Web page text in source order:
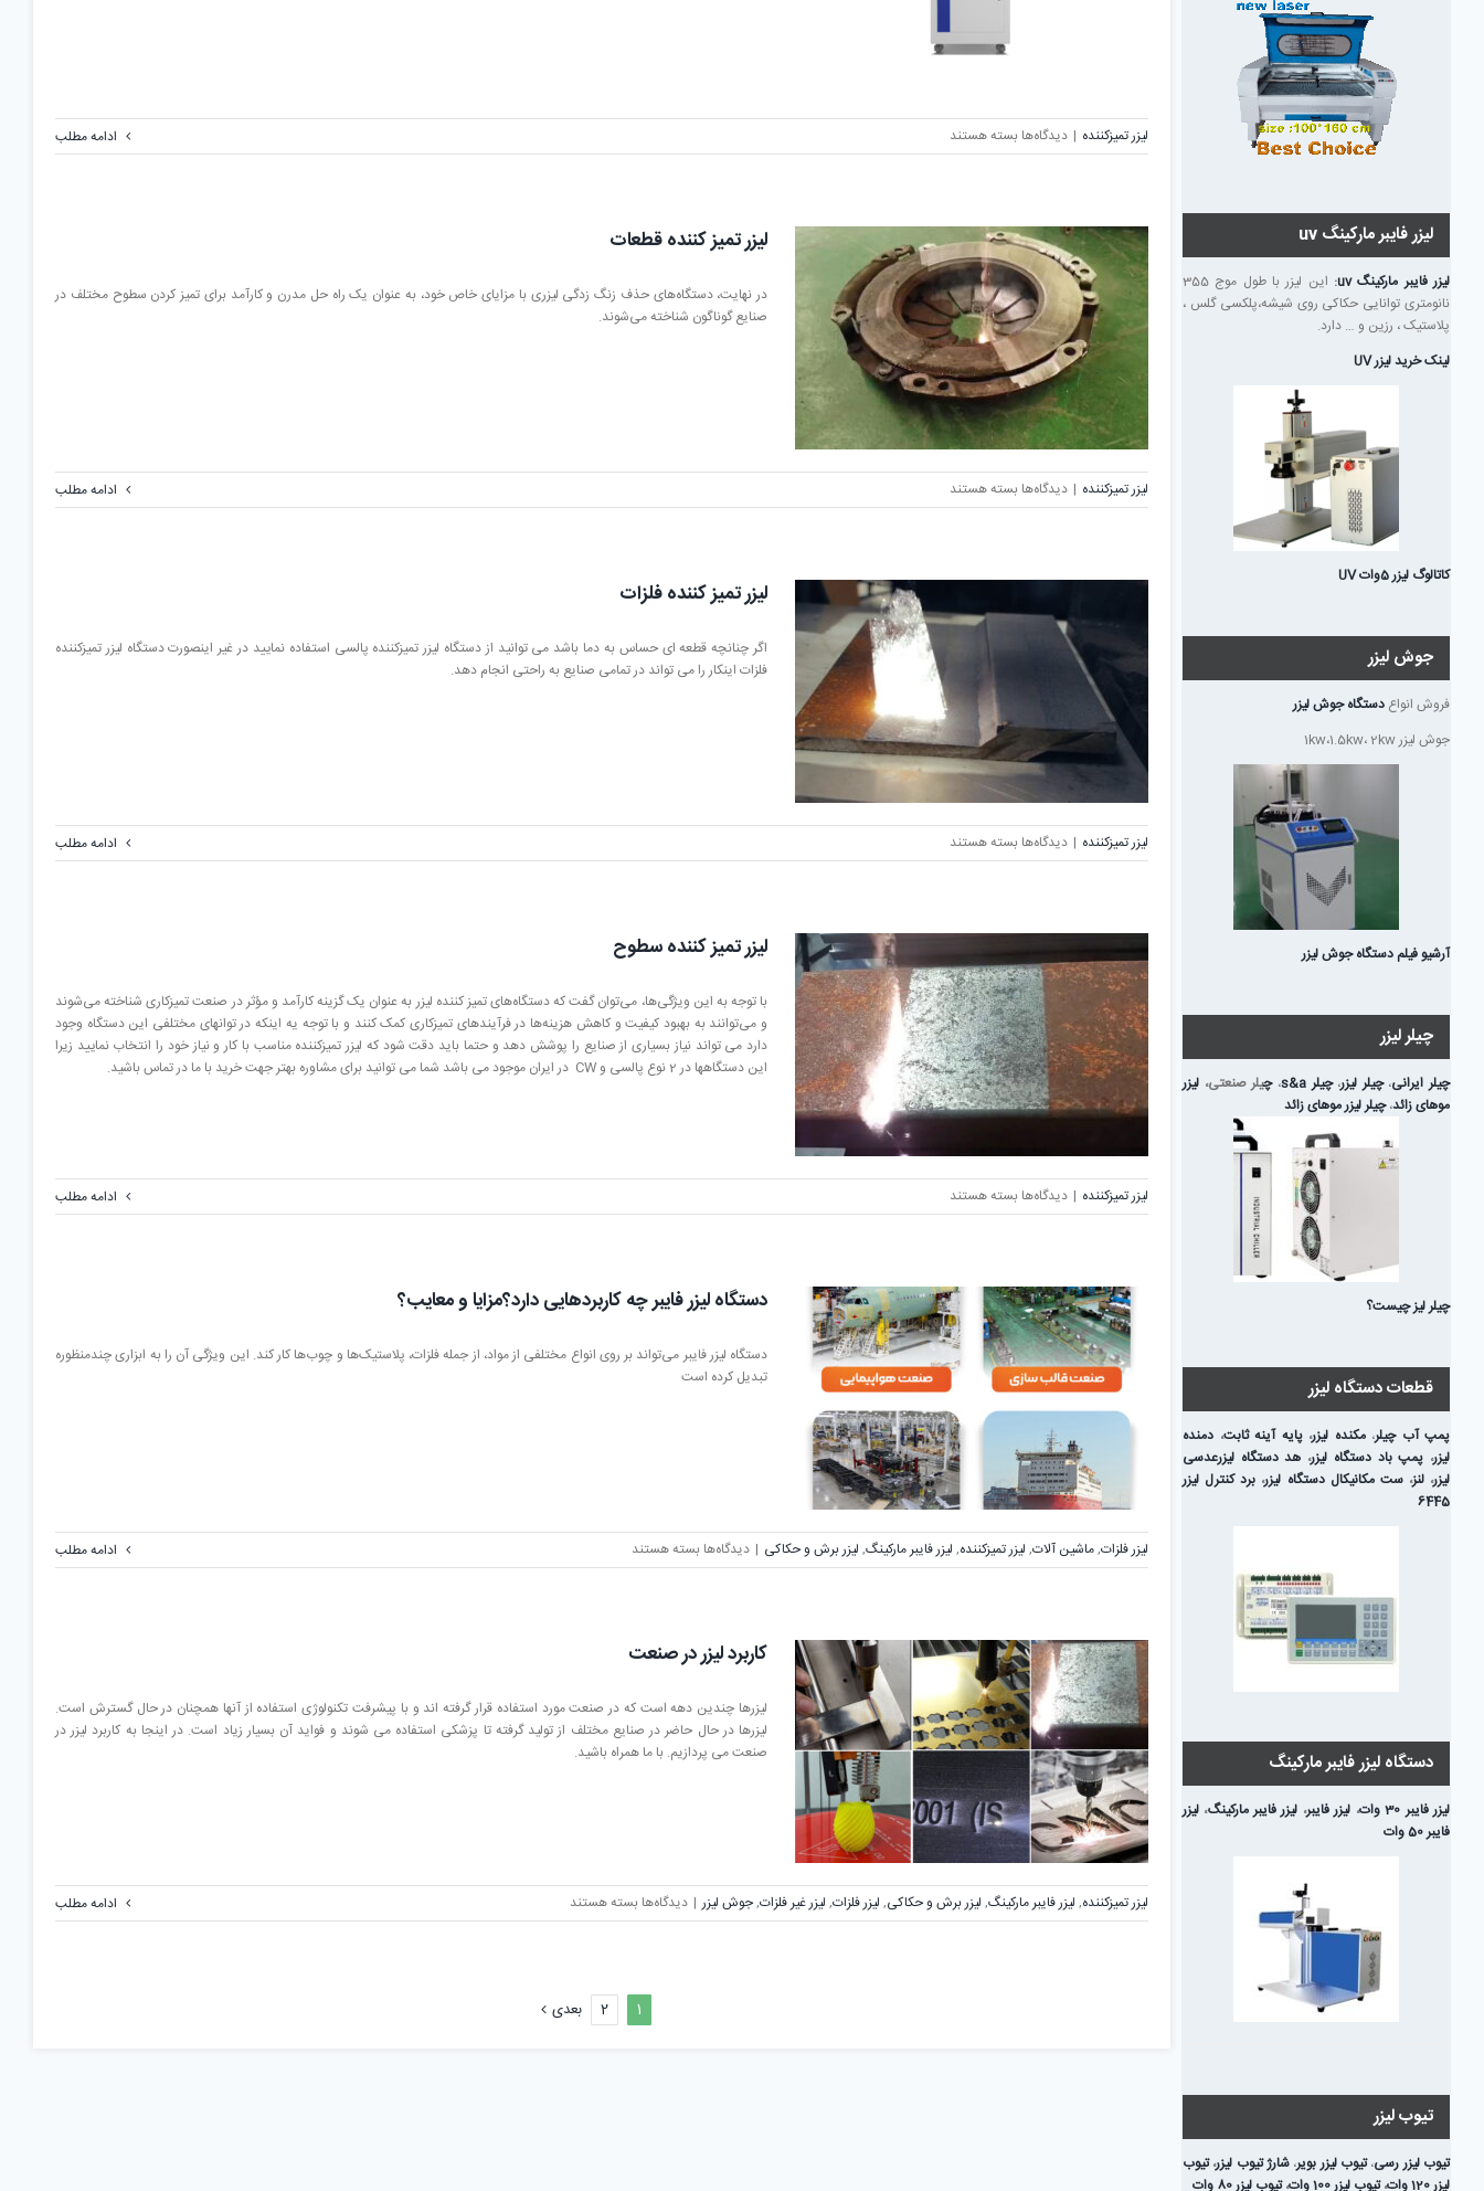
لیزر تمیزکننده | دیدگاه‌ها برای
لیزر
بسته هستند ادامه مطلب
لیزر تمیز کننده قطعات
در نهایت، دستگاه‌های حذف زنگ زدگی لیزری با مزایای خاص خود، به عنوان یک راه حل مدرن و کارآمد برای تمیز کردن سطوح مختلف در
صنایع گوناگون شناخته می‌شوند.
لیزر تمیزکننده | دیدگاه‌ها برای
لیزر
قطعات
بسته هستند ادامه مطلب
لیزر تمیز کننده فلزات
اگر چنانچه قطعه ای حساس به دما باشد می توانید از دستگاه لیزر تمیزکننده پالسی استفاده نمایید در غیر اینصورت دستگاه لیزر تمیزکننده
فلزات اینکار را می تواند در تمامی صنایع به راحتی انجام دهد.
لیزر تمیزکننده | دیدگاه‌ها برای
لیزر
فلزات
بسته هستند ادامه مطلب
لیزر تمیز کننده سطوح
با توجه به این ویژگی‌ها، می‌توان گفت که دستگاه‌های تمیز کننده لیزر به عنوان یک گزینه کارآمد و مؤثر در صنعت تمیزکاری شناخته می‌شوند
و می‌توانند به بهبود کیفیت و کاهش هزینه‌ها در فرآیندهای تمیزکاری کمک کنند و با توجه یه اینکه در توانهای مختلفی این دستگاه وجود
دارد می تواند نیاز بسیاری از صنایع را پوشش دهد و حتما باید دقت شود که لیزر تمیزکننده مناسب با کار و نیاز خود را انتخاب نمایید زیرا
این دستگاهها در 2 نوع پالسی و CW در ایران موجود می باشد شما می توانید برای مشاوره بهتر جهت خرید با ما در تماس باشید.
لیزر تمیزکننده | دیدگاه‌ها برای
لیزر
سطوح
بسته هستند ادامه مطلب
دستگاه لیزر فایبر چه کاربردهایی دارد؟مزایا و معایب؟
دستگاه لیزر فایبر می‌تواند بر روی انواع مختلفی از مواد، از جمله فلزات، پلاستیک‌ها و چوب‌ها کار کند. این ویژگی آن را به ابزاری چندمنظوره
تبدیل کرده است
لیزر فلزات,ماشین آلات, لیزر تمیزکننده, لیزر فایبر مارکینگ, لیزر برش و حکاکی | دیدگاه‌ها برای
دستگاه
کاربردهایی
مزایا
معایب؟
بسته هستند ادامه مطلب
کاربرد لیزر در صنعت
لیزرها چندین دهه است که در صنعت مورد استفاده قرار گرفته اند و با پیشرفت تکنولوژی استفاده از آنها همچنان در حال گسترش است.
لیزرها در حال حاضر در صنایع مختلف از تولید گرفته تا پزشکی استفاده می شوند و فواید آن بسیار زیاد است. در اینجا به کاربرد لیزر در
صنعت می پردازیم. با ما همراه باشید.
لیزر تمیزکننده, لیزر فایبر مارکینگ, لیزر برش و حکاکی, لیزر فلزات, لیزر غیر فلزات,جوش لیزر | دیدگاه‌ها برای
کاربرد
صنعت
بسته هستند ادامه مطلب
1
2 بعدی
لیزر فایبر مارکینگ uv
لیزر فایبر مارکینگ uv :
این لیزر با طول موج 355
نانومتری توانایی حکاکی روی شیشه،پلکسی گلس ،
پلاستیک ، رزین و … دارد.
لینک خرید لیزر UV
کاتالوگ لیزر 5وات UV
جوش لیزر
فروش انواع دستگاه جوش لیزر
جوش لیزر 1kw،1.5kw، 2kw
آرشیو فیلم دستگاه جوش لیزر
چیلر لیزر
چیلر ایرانی،چیلر لیزر،چیلر s&a ،چیلر صنعتی، لیزر
موهای زائد،چیلر لیزر موهای زائد
چیلر لیز چیست؟
قطعات دستگاه لیزر
پمپ آب چیلر،مکنده لیزر،پایه آینه ثابت، دمنده
لیزر، پمپ باد دستگاه لیزر، هد دستگاه لیزرعدسی
لیزر،لنز،ست مکانیکال دستگاه لیزر، برد کنترل لیزر
6445
دستگاه لیزر فایبر مارکینگ
لیزر فایبر 30 وات ، لیزر فایبر، لیزر فایبر مارکینگ، لیزر
فایبر 50 وات
تیوب لیزر
تیوب لیزر رسی،تیوب لیزر بویر، شارژ تیوب لیزر،تیوب
لیزر 120 وات
،تیوب لیزر 100 وات ،تیوب لیزر 80 وات